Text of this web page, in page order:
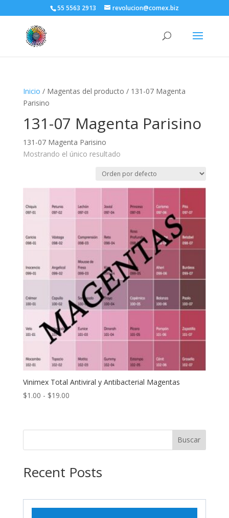
55 5563 2913 revolucion@comex.biz
Inicio / Magentas del producto / 131-07 Magenta
Parisino
131-07 Magenta Parisino
131-07 Magenta Parisino
Mostrando el único resultado
Vinimex Total Antiviral y Antibacterial Magentas
$1.00 - $19.00Rango
desde
Buscar
Recent Posts